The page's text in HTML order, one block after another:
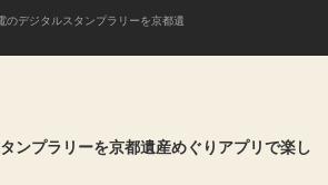
のデジタルスタンプラリーを京都遺
ンプラリーを京都遺産めぐりアプリで楽し